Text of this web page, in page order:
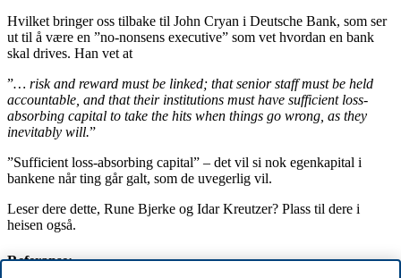
Hvilket bringer oss tilbake til John Cryan i Deutsche Bank, som ser
ut til å være en ”no-nonsens executive” som vet hvordan en bank
skal drives. Han vet at
”… risk and reward must be linked; that senior staff must be held
accountable, and that their institutions must have sufficient loss-
absorbing capital to take the hits when things go wrong, as they
inevitably will.”
”Sufficient loss-absorbing capital” – det vil si nok egenkapital i
bankene når ting går galt, som de uvegerlig vil.
Leser dere dette, Rune Bjerke og Idar Kreutzer? Plass til dere i
heisen også.
Referanse: